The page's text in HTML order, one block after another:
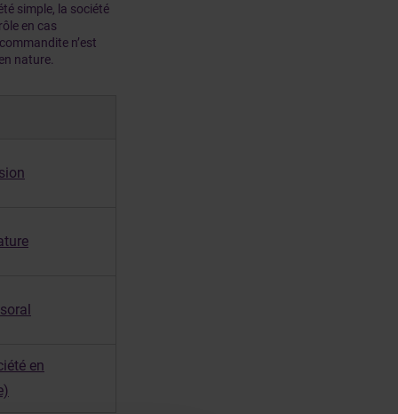
simple, la société
en cas
n’est
nature.
en